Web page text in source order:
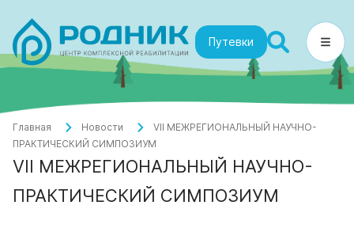
Путевки
Главная Новости
VII МЕЖРЕГИОНАЛЬНЫЙ НАУЧНО-
ПРАКТИЧЕСКИЙ СИМПОЗИУМ
VII МЕЖРЕГИОНАЛЬНЫЙ НАУЧНО-
ПРАКТИЧЕСКИЙ СИМПОЗИУМ